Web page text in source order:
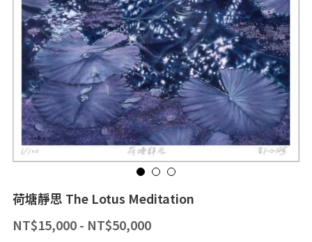
聯繫 contact
推薦藝術家 Featured Artist
永皴燒|邱永豐
Rhea Art|邱品融
荷塘靜思 The Lotus Meditation
NT$15,000 - NT$50,000